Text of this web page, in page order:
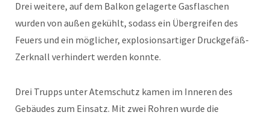
Drei weitere, auf dem Balkon gelagerte Gasflaschen
wurden von außen gekühlt, sodass ein Übergreifen des
Feuers und ein möglicher, explosionsartiger Druckgefäß-
Zerknall verhindert werden konnte.
Drei Trupps unter Atemschutz kamen im Inneren des
Gebäudes zum Einsatz. Mit zwei Rohren wurde die